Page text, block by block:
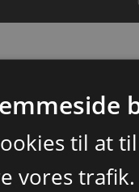
til at
vores